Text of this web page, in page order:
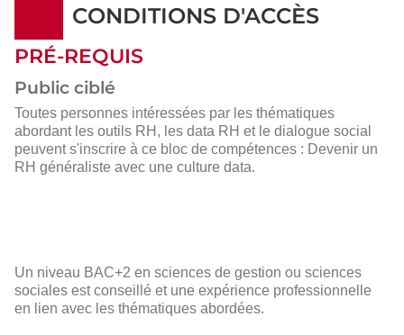
CONDITIONS D'ACCÈS
PRÉ-REQUIS
Public ciblé
Toutes personnes intéressées par les thématiques
abordant les outils RH, les data RH et le dialogue social
peuvent s'inscrire à ce bloc de compétences : Devenir un
RH généraliste avec une culture data.
Un niveau BAC+2 en sciences de gestion ou sciences
sociales est conseillé et une expérience professionnelle
en lien avec les thématiques abordées.